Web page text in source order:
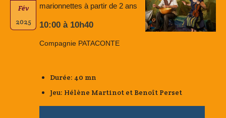
Fév
2025
marionnettes à partir de 2 ans
10:00 à 10h40
Compagnie PATACONTE
Durée: 40 mn
Jeu: Hélène Martinot et Benoît Perset